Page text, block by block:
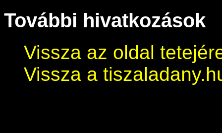
További hivatkozások
Vissza az oldal
Vissza a